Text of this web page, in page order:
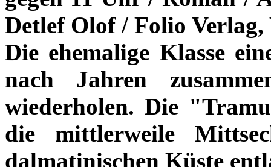
Detlef Olof / Folio Verlag,
Die ehemalige Klasse
nach Jahren
wiederholen. Die
die mittlerweile
dalmatinischen Küste